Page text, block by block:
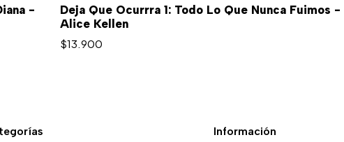
-
Deja Que Ocurrra 1: Todo Lo Que Nunca Fuimos -
Alice Kellen
$13.900
Información